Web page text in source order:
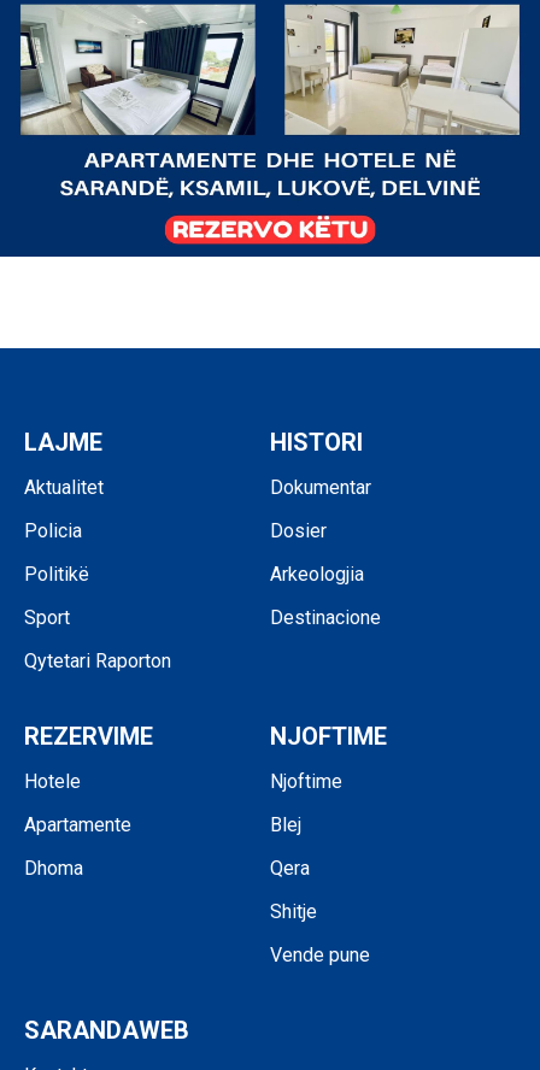
LAJME
Aktualitet
Policia
Politikë
Sport
Qytetari Raporton
HISTORI
Dokumentar
Dosier
Arkeologjia
Destinacione
REZERVIME
Hotele
Apartamente
Dhoma
NJOFTIME
Njoftime
Blej
Qera
Shitje
Vende pune
SARANDAWEB